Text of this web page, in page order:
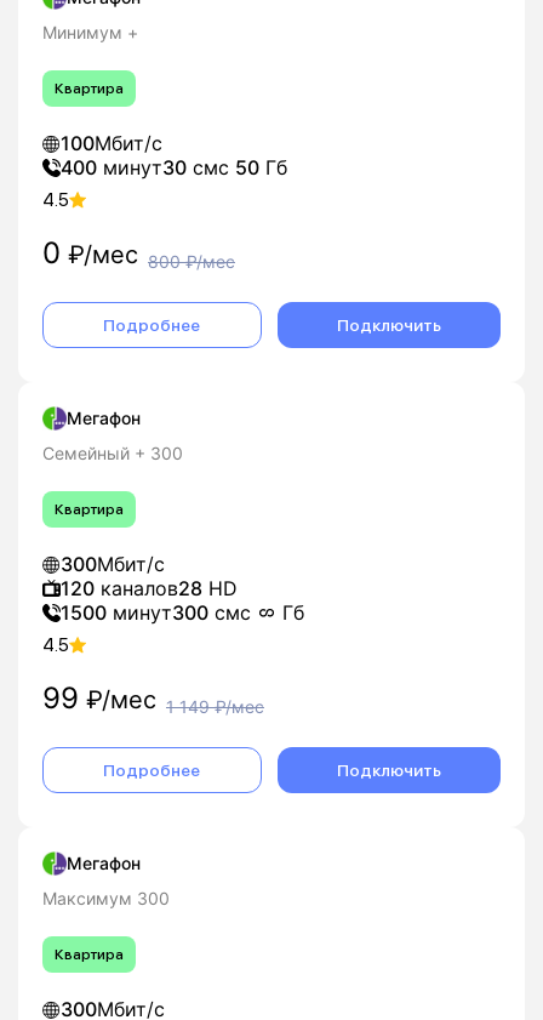
Минимум +
Квартира
100Мбит/с
400 минут30 смс 50 Гб
4.5
0 ₽/мес 800₽/мес
Подробнее Подключить
Мегафон
Семейный + 300
Квартира
300Мбит/с
120 каналов28 HD
1500 минут300 смс Гб
4.5
99 ₽/мес 1 149₽/мес
Подробнее Подключить
Мегафон
Максимум 300
Квартира
300Мбит/с